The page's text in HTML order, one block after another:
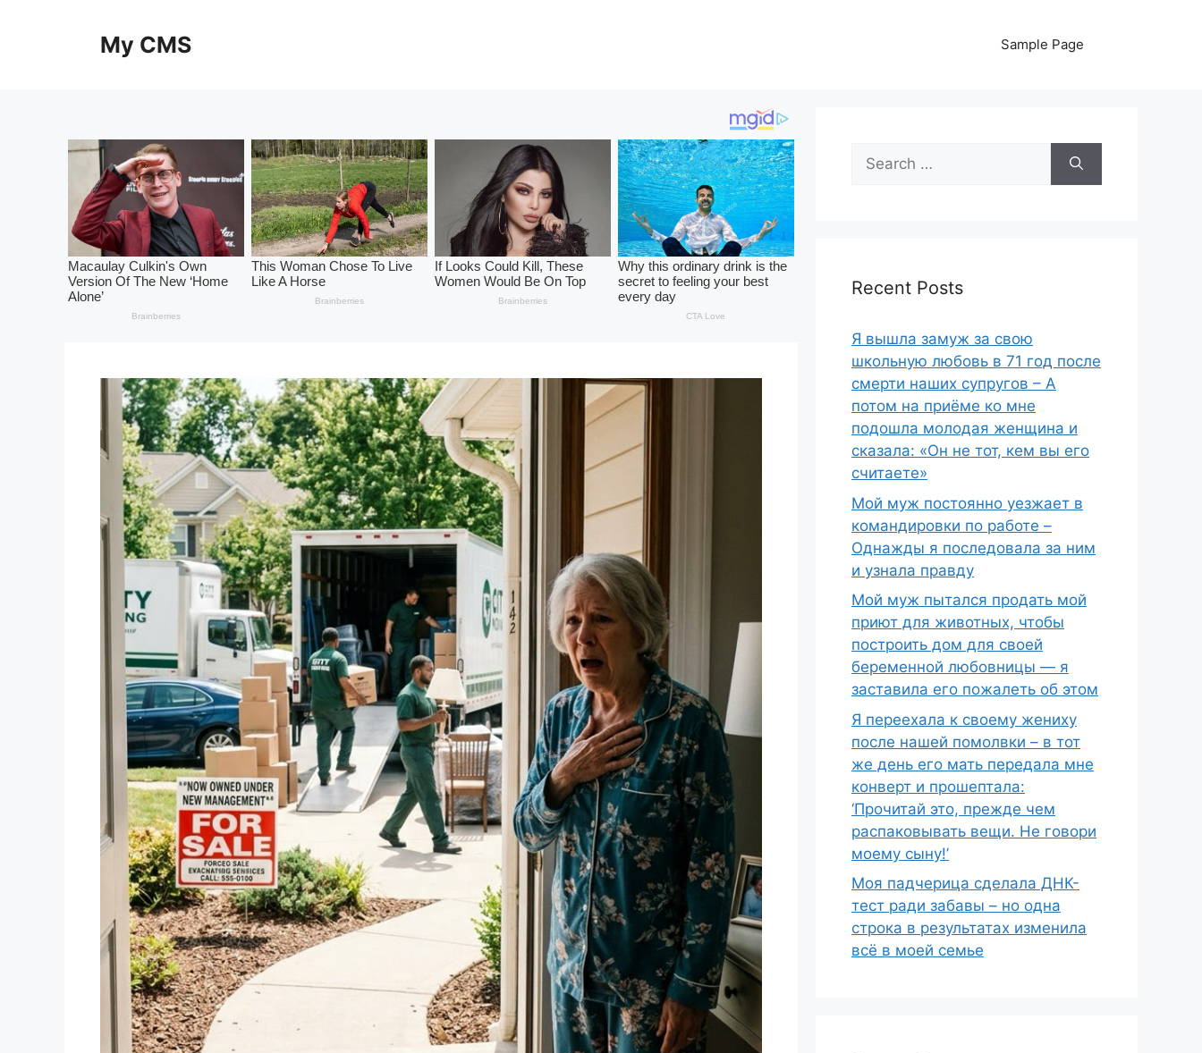
My CMS Sample Page
Search
for:
Recent Posts
Я вышла замуж за свою
школьную любовь в 71 год после
смерти наших супругов – А
потом на приёме ко мне
подошла молодая женщина и
сказала: «Он не тот, кем вы его
считаете»
Мой муж постоянно уезжает в
командировки по работе –
Однажды я последовала за ним
и узнала правду
Мой муж пытался продать мой
приют для животных, чтобы
построить дом для своей
беременной любовницы — я
заставила его пожалеть об этом
Я переехала к своему жениху
после нашей помолвки – в тот
же день его мать передала мне
конверт и прошептала:
‘Прочитай это, прежде чем
распаковывать вещи. Не говори
моему сыну!’
Моя падчерица сделала ДНК-
тест ради забавы – но одна
строка в результатах изменила
всё в моей семье